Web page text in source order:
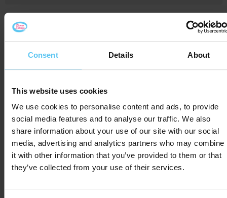
Consent Details About
This website uses cookies
We use cookies to personalise content and ads, to provide
social media features and to analyse our traffic. We also
share information about your use of our site with our social
media, advertising and analytics partners who may combine
it with other information that you’ve provided to them or that
they’ve collected from your use of their services.
Gerelateerde producten